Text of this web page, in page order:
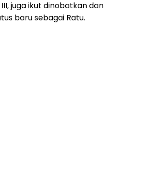
juga ikut dinobatkan dan
baru sebagai Ratu.